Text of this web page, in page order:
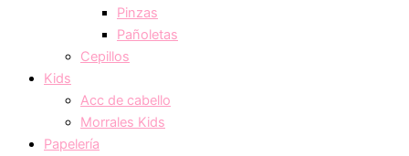
Pinzas
Pañoletas
Cepillos
Kids
Acc de cabello
Morrales Kids
Papelería